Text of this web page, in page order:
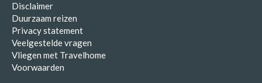
Disclaimer
Duurzaam reizen
Privacy statement
Veelgestelde vragen
Vliegen met Travelhome
Voorwaarden